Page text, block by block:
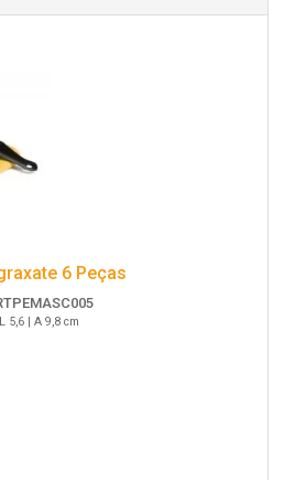
6 Peças
L 5,6 | A 9,8 cm